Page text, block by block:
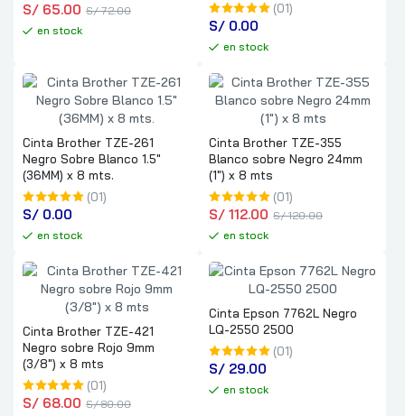
S/ 72.00
S/ 65.00
en stock
(01)
S/ 0.00
en stock
Cinta Brother TZE-261
Negro Sobre Blanco 1.5″
(36MM) x 8 mts.
(01)
S/ 0.00
en stock
Cinta Brother TZE-355
Blanco sobre Negro 24mm
(1″) x 8 mts
(01)
S/ 120.00
S/ 112.00
en stock
Cinta Brother TZE-421
Negro sobre Rojo 9mm
(3/8″) x 8 mts
(01)
S/ 80.00
S/ 68.00
Cinta Epson 7762L Negro
LQ-2550 2500
(01)
S/ 29.00
en stock